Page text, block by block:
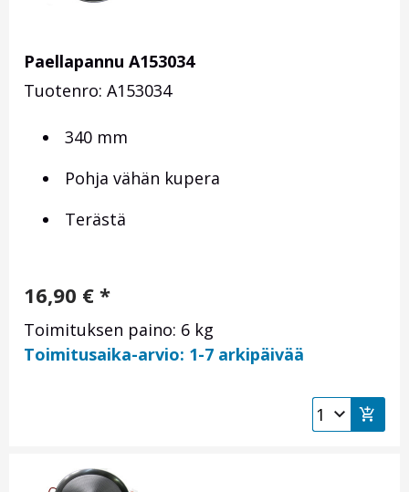
Paellapannu A153034
Tuotenro: A153034
340 mm
Pohja vähän kupera
Terästä
16,90 € *
Toimituksen paino: 6 kg
Toimitusaika-arvio: 1-7 arkipäivää